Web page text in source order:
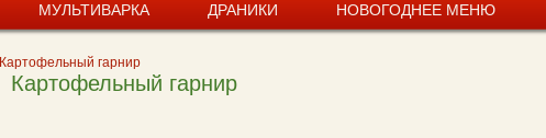
МУЛЬТИВАРКА ДРАНИКИ НОВОГОДНЕЕ МЕНЮ
Картофельный гарнир
Картофельный гарнир